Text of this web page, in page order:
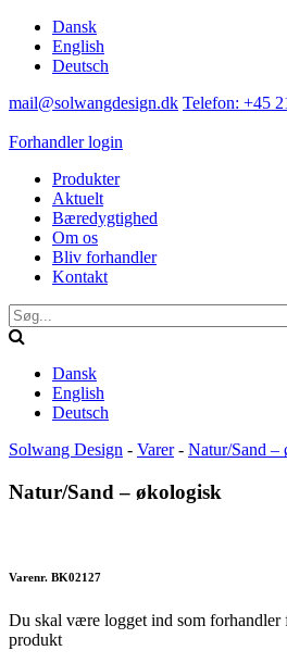
Dansk
English
Deutsch
mail@solwangdesign.dk Telefon: +45
Forhandler login
Produkter
Aktuelt
Bæredygtighed
Om os
Bliv forhandler
Kontakt
Dansk
English
Deutsch
Solwang Design - Varer- Natur/Sand –
Natur/Sand – økologisk
Varenr. BK02127
Du skal være logget ind som forhandler
produkt